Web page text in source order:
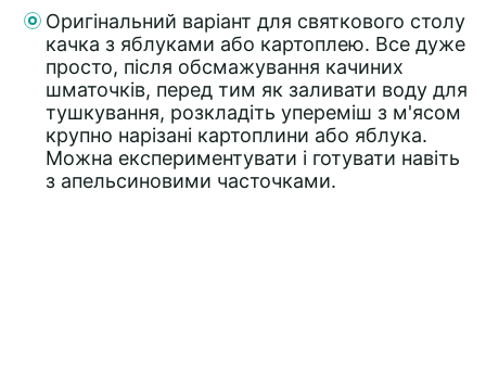
Оригінальний варіант для святкового столу
качка з яблуками або картоплею. Все дуже
просто, після обсмажування качиних
шматочків, перед тим як заливати воду для
тушкування, розкладіть упереміш з м'ясом
крупно нарізані картоплини або яблука.
Можна експериментувати і готувати навіть
з апельсиновими часточками.